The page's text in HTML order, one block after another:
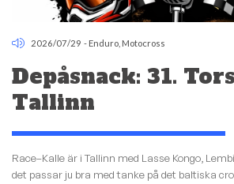
2026/07/29 - Enduro Motocross
Depåsnack: 31.
Tallinn
Race–Kalle är i Tallinn med Lasse Kongo,
det passar ju bra med tanke på det baltiska